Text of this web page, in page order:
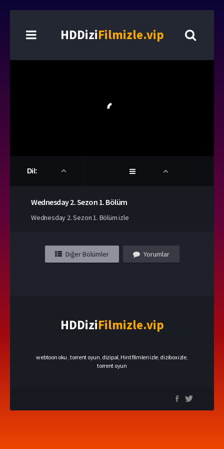
HDDiziFilmizle.vip
Dil:
Wednesday2. Sezon 1. Bölüm
Wednesday 2. Sezon 1. Bölüm izle
Diğer Bölümler Yorumlar
HDDiziFilmizle.vip
webtoon oku ,torrent oyun dizipal Hint filmleri izle dizibox izle,
torrent oyun